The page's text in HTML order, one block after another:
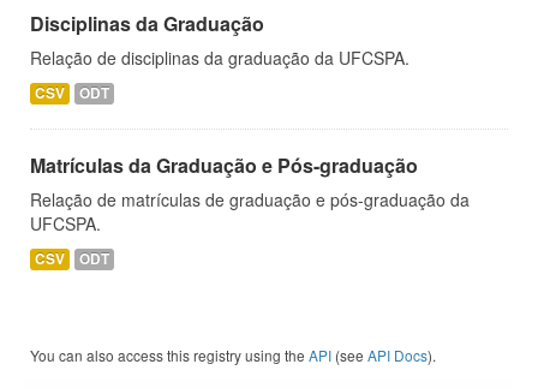
Disciplinas da Graduação
Relação de disciplinas da graduação da UFCSPA.
CSV ODT
Matrículas da Graduação e Pós-graduação
Relação de matrículas de graduação e pós-graduação da
UFCSPA.
CSV ODT
You can also access this registry using the API (see API Docs).